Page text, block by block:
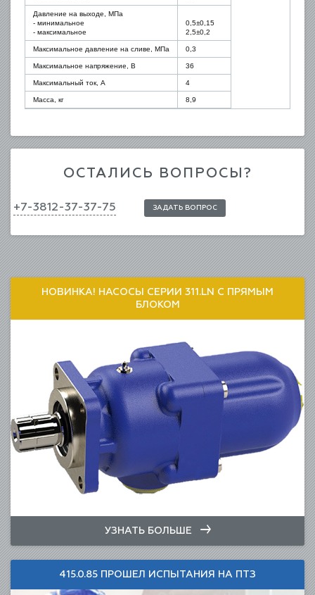
Давление на выходе, МПа
- минимальное
- максимальное
0,5±0,15
2,5±0,2
Максимальное давление на сливе, МПа 0,3
Максимальное напряжение, В 36
Максимальный ток, А 4
Масса, кг 8,9
ОСТАЛИСЬ ВОПРОСЫ?
+7-3812-37-37-75 ЗАДАТЬ ВОПРОС
НОВИНКА! НАСОСЫ СЕРИИ 311.LN С ПРЯМЫМ
БЛОКОМ
УЗНАТЬ БОЛЬШЕ
415.0.85 ПРОШЕЛ ИСПЫТАНИЯ НА ПТЗ